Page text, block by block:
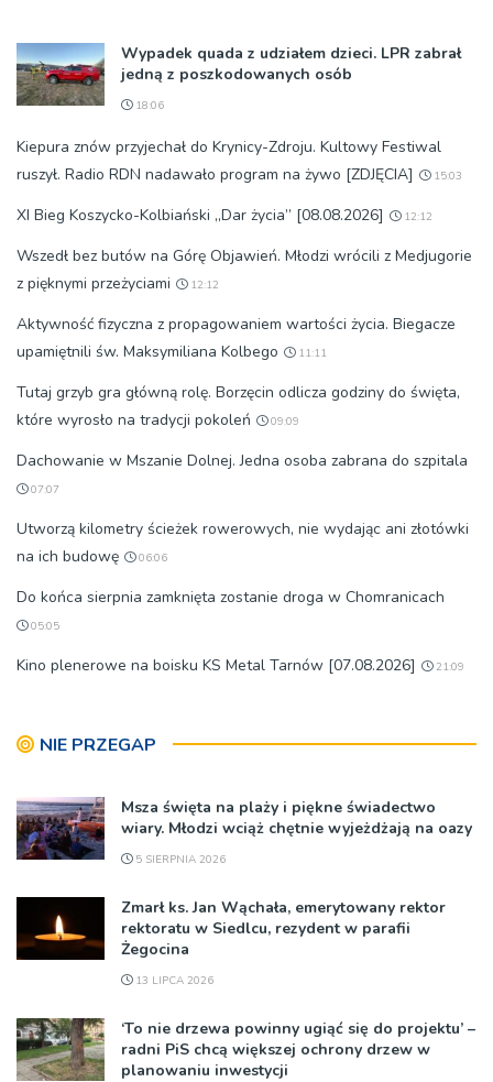
Wypadek quada z udziałem dzieci. LPR zabrał
jedną z poszkodowanych osób
18:06
Kiepura znów przyjechał do Krynicy-Zdroju. Kultowy Festiwal
ruszył. Radio RDN nadawało program na żywo [ZDJĘCIA]
15:03
XI Bieg Koszycko-Kolbiański „Dar życia” [08.08.2026] 12:12
Wszedł bez butów na Górę Objawień. Młodzi wrócili z Medjugorie
z pięknymi przeżyciami
12:12
Aktywność fizyczna z propagowaniem wartości życia. Biegacze
upamiętnili św. Maksymiliana Kolbego
11:11
Tutaj grzyb gra główną rolę. Borzęcin odlicza godziny do święta,
które wyrosło na tradycji pokoleń
09:09
Dachowanie w Mszanie Dolnej. Jedna osoba zabrana do szpitala
07:07
Utworzą kilometry ścieżek rowerowych, nie wydając ani złotówki
na ich budowę
06:06
Do końca sierpnia zamknięta zostanie droga w Chomranicach
05:05
Kino plenerowe na boisku KS Metal Tarnów [07.08.2026] 21:09
NIE PRZEGAP
Msza święta na plaży i piękne świadectwo
wiary. Młodzi wciąż chętnie wyjeżdżają na oazy
5 SIERPNIA 2026
Zmarł ks. Jan Wąchała, emerytowany rektor
rektoratu w Siedlcu, rezydent w parafii
Żegocina
13 LIPCA 2026
‘To nie drzewa powinny ugiąć się do projektu’ –
radni PiS chcą większej ochrony drzew w
planowaniu inwestycji